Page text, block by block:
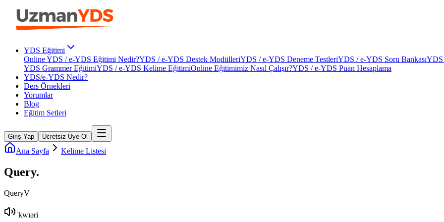
YDS Eğitimi
Online YDS / e-YDS Eğitimi Nedir?YDS / e-YDS Destek ModülleriYDS / e-YDS Deneme TestleriYDS / e-YDS Soru BankasıYDS
YDS Grammer EğitimiYDS / e-YDS Kelime EğitimiOnline Eğitimimiz Nasıl Çalışır?YDS / e-YDS Puan Hesaplama
YDS/e-YDS Nedir?
Ders Örnekleri
Yorumlar
Blog
Eğitim Setleri
Giriş Yap Ücretsiz Üye Ol
Ana Sayfa Kelime Listesi
Query.
QueryV
ˈkwɪəri